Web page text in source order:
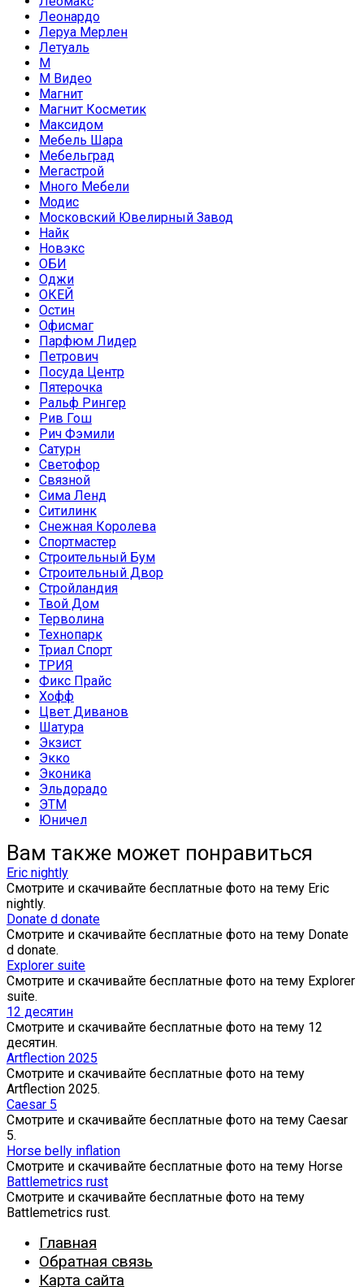
Леонардо
Леруа Мерлен
Летуаль
М
М Видео
Магнит
Магнит Косметик
Максидом
Мебель Шара
Мебельград
Мегастрой
Много Мебели
Модис
Московский Ювелирный Завод
Найк
Новэкс
ОБИ
Оджи
ОКЕЙ
Остин
Офисмаг
Парфюм Лидер
Петрович
Посуда Центр
Пятерочка
Ральф Рингер
Рив Гош
Рич Фэмили
Сатурн
Светофор
Связной
Сима Ленд
Ситилинк
Снежная Королева
Спортмастер
Строительный Бум
Строительный Двор
Стройландия
Твой Дом
Терволина
Технопарк
Триал Спорт
ТРИЯ
Фикс Прайс
Хофф
Цвет Диванов
Шатура
Экзист
Экко
Эконика
Эльдорадо
ЭТМ
Юничел
Вам также может понравиться
Eric nightly
Смотрите и скачивайте бесплатные фото на тему Eric
nightly.
Donate d donate
Смотрите и скачивайте бесплатные фото на тему Donate
d donate.
Explorer suite
Смотрите и скачивайте бесплатные фото на тему Explorer
suite.
12 десятин
Смотрите и скачивайте бесплатные фото на тему 12
десятин.
Artflection 2025
Смотрите и скачивайте бесплатные фото на тему
Artflection 2025.
Caesar 5
Смотрите и скачивайте бесплатные фото на тему Caesar
5.
Horse belly inflation
Смотрите и скачивайте бесплатные фото на тему Horse
Battlemetrics rust
Смотрите и скачивайте бесплатные фото на тему
Battlemetrics rust.
Главная
Обратная связь
Карта сайта